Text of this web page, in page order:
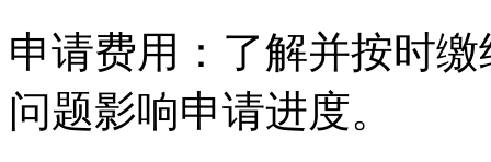
申请费用：了解并按时
问题影响申请进度。